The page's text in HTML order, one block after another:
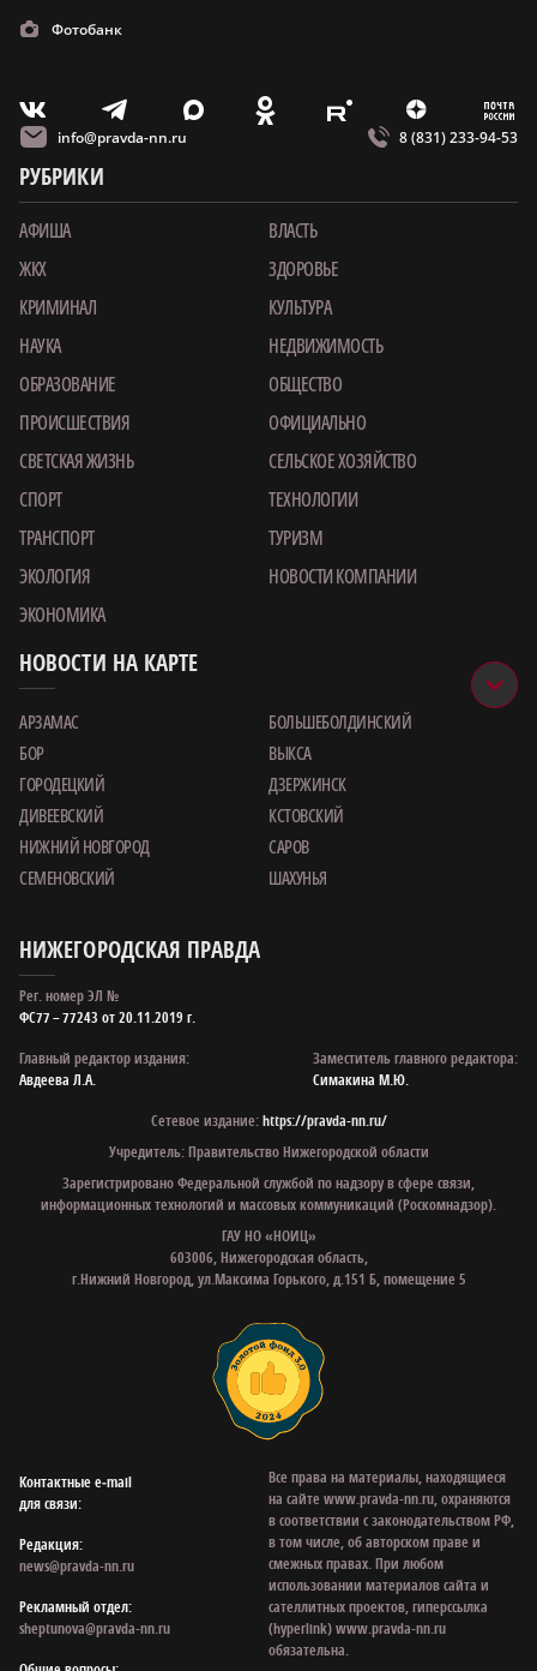
Фотобанк
V T X O E Z m
info@pravda-nn.ru 8 (831) 233-94-53
РУБРИКИ
АФИША
ВЛАСТЬ
ЖКХ
ЗДОРОВЬЕ
КРИМИНАЛ
КУЛЬТУРА
НАУКА
НЕДВИЖИМОСТЬ
ОБРАЗОВАНИЕ
ОБЩЕСТВО
ПРОИСШЕСТВИЯ
ОФИЦИАЛЬНО
СВЕТСКАЯ ЖИЗНЬ
СЕЛЬСКОЕ ХОЗЯЙСТВО
СПОРТ
ТЕХНОЛОГИИ
ТРАНСПОРТ
ТУРИЗМ
ЭКОЛОГИЯ
НОВОСТИ КОМПАНИИ
ЭКОНОМИКА
НОВОСТИ НА КАРТЕ
АРЗАМАС
БОЛЬШЕБОЛДИНСКИЙ
БОР
ВЫКСА
ГОРОДЕЦКИЙ
ДЗЕРЖИНСК
ДИВЕЕВСКИЙ
КСТОВСКИЙ
НИЖНИЙ НОВГОРОД
САРОВ
СЕМЕНОВСКИЙ
ШАХУНЬЯ
НИЖЕГОРОДСКАЯ ПРАВДА
Рег. номер ЭЛ №
ФС77 – 77243 от 20.11.2019 г.
Главный редактор издания:
Авдеева Л.А.
Заместитель главного редактора:
Симакина М.Ю.
Сетевое издание:https://pravda-nn.ru/
Учредитель: Правительство Нижегородской области
Зарегистрировано Федеральной службой по надзору в сфере связи,
информационных технологий и массовых коммуникаций (Роскомнадзор).
ГАУ НО «НОИЦ»
603006, Нижегородская область,
г.Нижний Новгород, ул.Максима Горького, д.151 Б, помещение 5
Контактные e‑mail
для связи:
Редакция:
news@pravda-nn.ru
Рекламный отдел:
sheptunova@pravda-nn.ru
Все права на материалы, находящиеся
на сайте www.pravda-nn.ru, охраняются
в соответствии с законодательством РФ,
в том числе, об авторском праве и
смежных правах. При любом
использовании материалов сайта и
сателлитных проектов, гиперссылка
(hyperlink) www.pravda-nn.ru
обязательна.